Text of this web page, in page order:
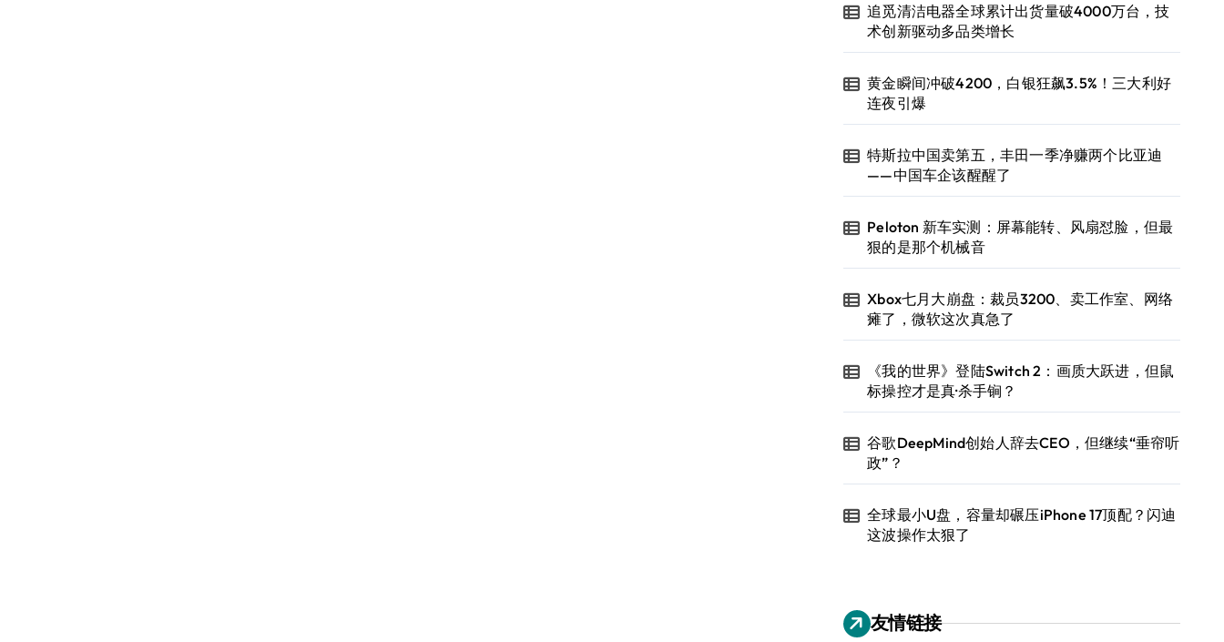
追觅清洁电器全球累计出货量破4000万台，技
术创新驱动多品类增长
黄金瞬间冲破4200，白银狂飙3.5%！三大利好
连夜引爆
特斯拉中国卖第五，丰田一季净赚两个比亚迪
——中国车企该醒醒了
Peloton 新车实测：屏幕能转、风扇怼脸，但最
狠的是那个机械音
Xbox七月大崩盘：裁员3200、卖工作室、网络
瘫了，微软这次真急了
《我的世界》登陆Switch 2：画质大跃进，但鼠
标操控才是真·杀手锏？
谷歌DeepMind创始人辞去CEO，但继续“垂帘听
政”？
全球最小U盘，容量却碾压iPhone 17顶配？闪迪
这波操作太狠了
友情链接